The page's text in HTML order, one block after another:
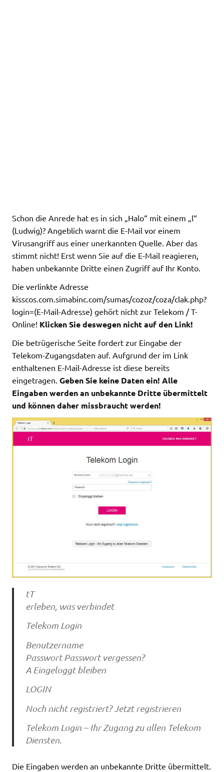
Schon die Anrede hat es in sich „Halo“ mit einem „l“
(Ludwig)? Angeblich warnt die E-Mail vor einem
Virusangriff aus einer unerkannten Quelle. Aber das
stimmt nicht! Erst wenn Sie auf die E-Mail reagieren,
haben unbekannte Dritte einen Zugriff auf Ihr Konto.
Die verlinkte Adresse
kisscos.com.simabinc.com/sumas/cozoz/coza/clak.php?
login=(E-Mail-Adresse) gehört nicht zur Telekom / T-
Online! Klicken Sie deswegen nicht auf den Link!
Die betrügerische Seite fordert zur Eingabe der
Telekom-Zugangsdaten auf. Aufgrund der im Link
enthaltenen E-Mail-Adresse ist diese bereits
eingetragen. Geben Sie keine Daten ein! Alle
Eingaben werden an unbekannte Dritte übermittelt
und können daher missbraucht werden!
tT
erleben, was verbindet
Telekom Login
Benutzername
Passwort Passwort vergessen?
A Eingeloggt bleiben
LOGIN
Noch nicht registriert? Jetzt registrieren
Telekom Login – Ihr Zugang zu allen Telekom
Diensten.
Die Eingaben werden an unbekannte Dritte übermittelt.